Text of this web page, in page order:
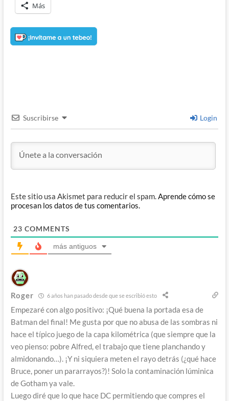
Más
Suscribirse Login
Este sitio usa Akismet para reducir el spam.Aprende cómo se
procesan los datos de tus comentarios.
23 COMMENTS
más antiguos
Roger 6 años han pasado desde que se escribió esto
Empezaré con algo positivo: ¡Qué buena la portada esa de
Batman del final! Me gusta por que no abusa de las sombras ni
hace el típico juego de la capa kilométrica (que siempre que la
veo pienso: pobre Alfred, el trabajo que tiene planchando y
almidonando…). ¡Y ni siquiera meten el rayo detrás (¿qué hace
Bruce, poner un pararrayos?)! Solo la contaminación lúminica
de Gotham ya vale.
Luego diré que lo que hace DC permitiendo que compres el